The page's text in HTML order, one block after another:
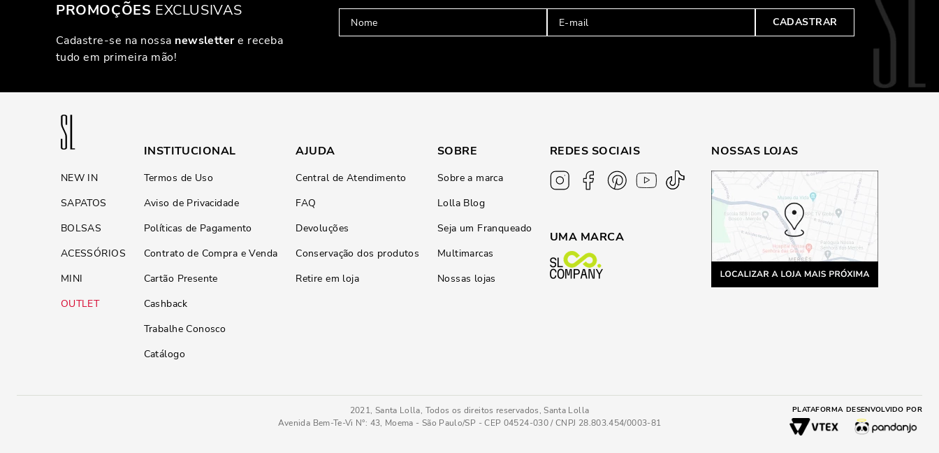
PROMOÇÕES EXCLUSIVAS
Cadastre-se na nossa newslettere receba
tudo em primeira mão!
CADASTRAR
NEW IN
SAPATOS
BOLSAS
ACESSÓRIOS
MINI
OUTLET
INSTITUCIONAL
Termos de Uso
Aviso de Privacidade
Políticas de Pagamento
Contrato de Compra e Venda
Cartão Presente
Cashback
Trabalhe Conosco
Catálogo
AJUDA
Central de Atendimento
FAQ
Devoluções
Conservação dos produtos
Retire em loja
SOBRE
Sobre a marca
Lolla Blog
Seja um Franqueado
Multimarcas
Nossas lojas
REDES SOCIAIS
UMA MARCA
NOSSAS LOJAS
2021, Santa Lolla, Todos os direitos reservados, Santa Lolla
Avenida Bem-Te-Vi N°: 43, Moema - São Paulo/SP - CEP 04524-030 / CNPJ 28.803.454/0003-81
PLATAFORMA DESENVOLVIDO POR